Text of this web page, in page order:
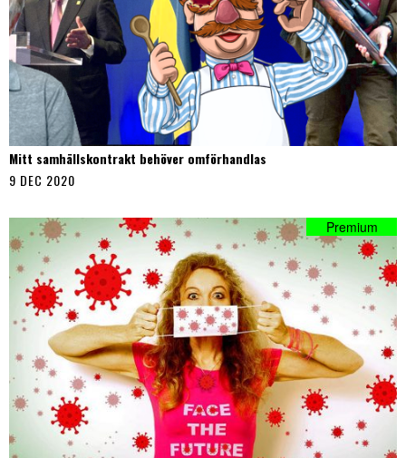
Mitt samhällskontrakt behöver omförhandlas
9 DEC 2020